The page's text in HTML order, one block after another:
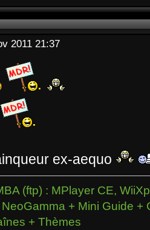
2011 21:37
ex-aequo
(ftp) : MPlayer CE,
+ Mini Guide +
+ Thèmes